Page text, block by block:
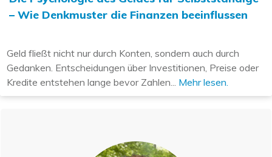
– Wie Denkmuster die Finanzen beeinflussen
Geld fließt nicht nur durch Konten, sondern auch durch
Gedanken. Entscheidungen über Investitionen, Preise oder
Kredite entstehen lange bevor Zahlen... Mehr lesen.